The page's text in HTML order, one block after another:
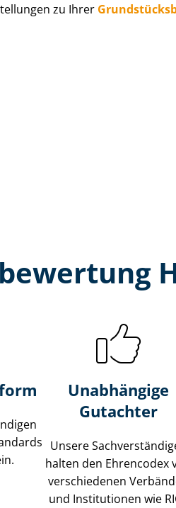
zu Ihrer
Unabhängige
Gutachter
Unsere
halten den Ehrencodex
verschiedenen
und Institutionen wie